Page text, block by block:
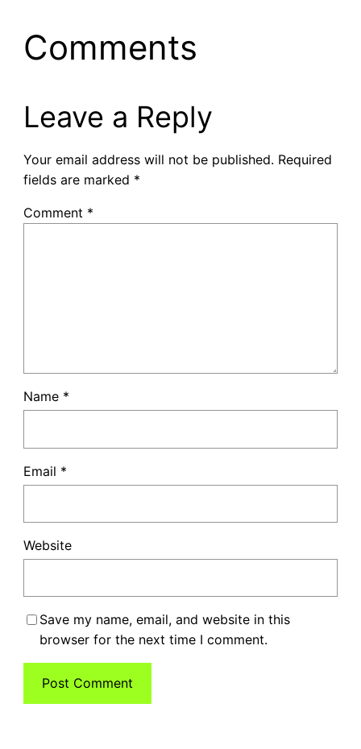
Comments
Leave a Reply
Your email address will not be published. Required
fields are marked *
Comment *
Name *
Email *
Website
Save my name, email, and website in this
browser for the next time I comment.